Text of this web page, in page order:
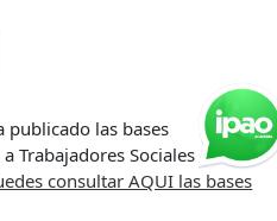
publicado las bases
Trabajadores Sociales del
consultar AQUI las bases